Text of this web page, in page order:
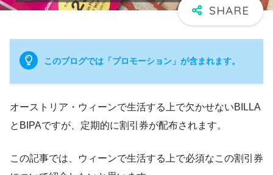
このブログでは「プロモーション」が含まれます。
オーストリア・ウィーンで生活する上で欠かせないBILLA
とBIPAですが、定期的に割引券が配布されます。
この記事では、ウィーンで生活する上で必須なこの割引券